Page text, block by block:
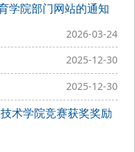
学院部门网站的通知
2026-03-24
2025-12-30
2025-12-30
术学院竞赛获奖奖励